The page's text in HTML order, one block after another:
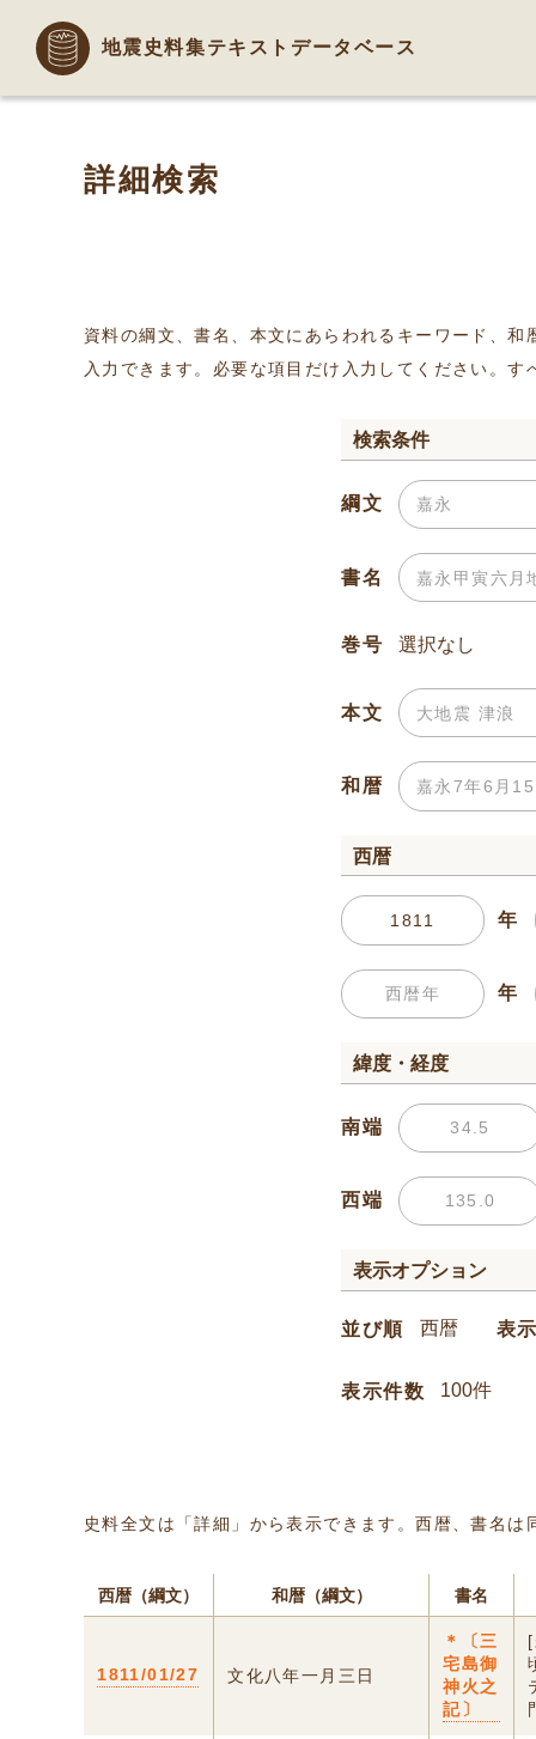
地震史料集テキストデータベース
詳細検索
資料の綱文、書名、本文にあらわれるキーワード、
入力できます。必要な項目だけ入力してください。
検索条件
綱文
書名
巻号
本文
和暦
西暦
年
年
緯度・経度
南端
西端
表示オプション
並び順 表
表示件数
史料全文は「詳細」から表示できます。西暦、書名
西暦（綱文） 和暦（綱文） 書名
1811/01/27 文化八年一月三日
＊〔三
宅島御
神火之
記〕